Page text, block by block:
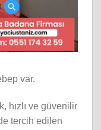
var.
hızlı ve güvenilir
tercih edilen